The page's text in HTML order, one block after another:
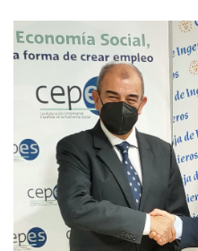
i
l
e